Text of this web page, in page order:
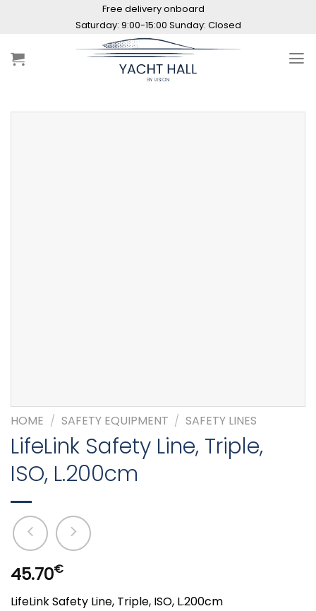
Saturday: 9:00-15:00 Sunday: Closed
Free delivery onboard
HOME / SAFETY EQUIPMENT / SAFETY LINES
LifeLink Safety Line, Triple,
ISO, L.200cm
45.70€
LifeLink Safety Line, Triple, ISO, L.200cm